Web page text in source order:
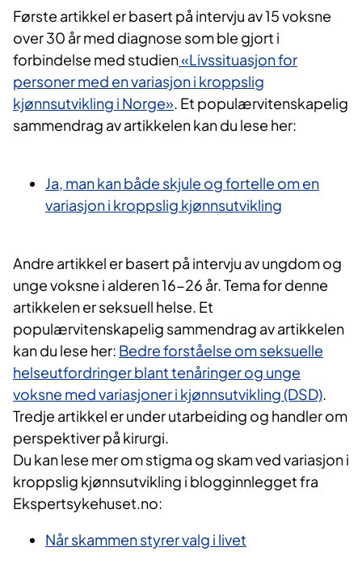
Første artikkel er basert på intervju av 15 voksne
over 30 år med diagnose som ble gjort i
forbindelse med studien«Livssituasjon for
personer med en variasjon i kroppslig
kjønnsutvikling i Norge». Et populærvitenskapelig
sammendrag av artikkelen​ kan du lese her:
Ja, man kan både skjule og fortelle om en
variasjon i kroppslig kjønnsutvikling
Andre artikkel er basert på intervju av ungdom og
unge voksne i alderen 16-26 år. Tema for denne
artikkelen er seksuell helse. Et
populærvitenskapelig sammendrag av artikkelen
kan du lese her: Bedre forståelse om seksuelle
helseutfordringer blant tenåringer og unge
voksne med variasjoner i kjønnsutvikling (DSD).
Tredje artikkel er under utarbeiding og handler om
perspektiver på kirurgi.
Du kan lese mer om stigma og skam ved variasjon i
kroppslig kjønnsutvikling i blogginnlegget fra
Ekspertsykehuset.no:
Når skammen styrer valg i livet